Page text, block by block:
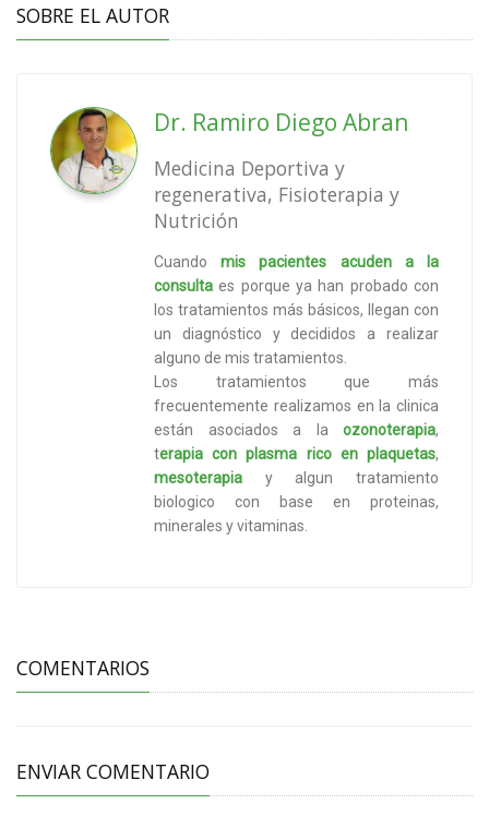
SOBRE EL AUTOR
Dr. Ramiro Diego Abran
Medicina Deportiva y
regenerativa, Fisioterapia y
Nutrición
Cuandomis pacientes acuden a la
consulta es porque ya han probado con
los tratamientos más básicos, llegan con
un diagnóstico y decididos a realizar
alguno de mis tratamientos.
Los tratamientos que más
frecuentemente realizamos en la clinica
están asociados a la ozonoterapia,
terapia con plasma rico en plaquetas,
mesoterapia y algun tratamiento
biologico con base en proteinas,
minerales y vitaminas.
COMENTARIOS
ENVIAR COMENTARIO